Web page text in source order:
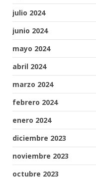
julio 2024
junio 2024
mayo 2024
abril 2024
marzo 2024
febrero 2024
enero 2024
diciembre 2023
noviembre 2023
octubre 2023